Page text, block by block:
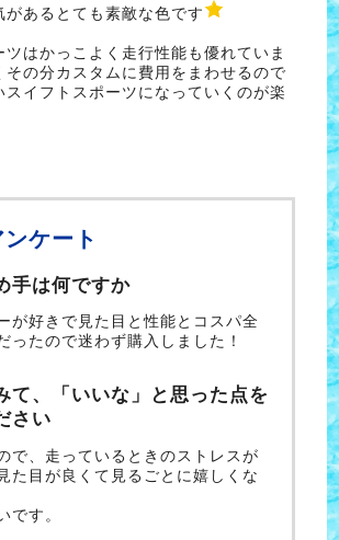
があるとても素敵な色です
ツはかっこよく走行性能も優れていま
その分カスタムに費用をまわせるので
スイフトスポーツになっていくのが楽
ケート
手は何ですか
が好きで見た目と性能とコスパ全
ったので迷わず購入しました！
て、「いいな」と思った点を
さい
で、走っているときのストレスが
た目が良くて見るごとに嬉しくな
です。